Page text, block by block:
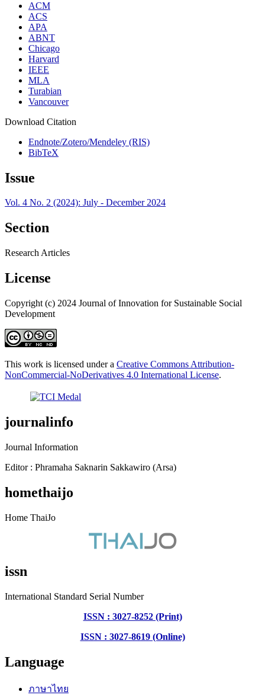
ACM
ACS
APA
ABNT
Chicago
Harvard
IEEE
MLA
Turabian
Vancouver
Download Citation
Endnote/Zotero/Mendeley (RIS)
BibTeX
Issue
Vol. 4 No. 2 (2024): July - December 2024
Section
Research Articles
License
Copyright (c) 2024 Journal of Innovation for Sustainable Social
Development
This work is licensed under a Creative Commons Attribution-
NonCommercial-NoDerivatives 4.0 International License.
journalinfo
Journal Information
Editor : Phramaha Saknarin Sakkawiro (Arsa)
homethaijo
Home ThaiJo
issn
International Standard Serial Number
ISSN : 3027-8252 (Print)
ISSN : 3027-8619 (Online)
Language
ภาษาไทย